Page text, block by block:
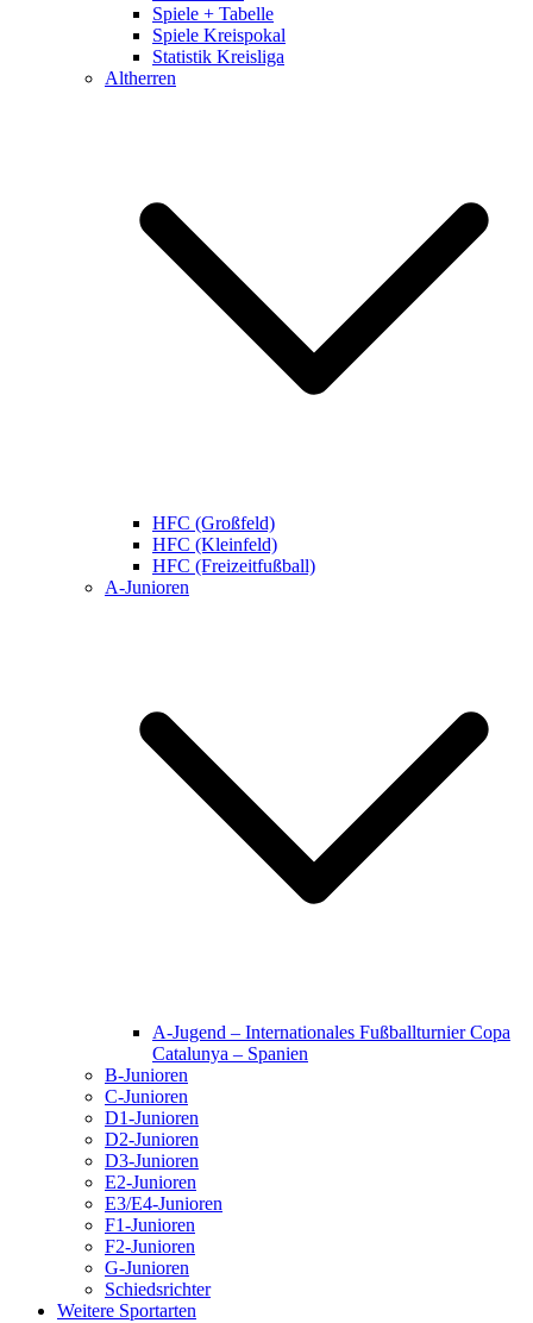
Spiele + Tabelle
Spiele Kreispokal
Statistik Kreisliga
Altherren
HFC (Großfeld)
HFC (Kleinfeld)
HFC (Freizeitfußball)
A-Junioren
A-Jugend – Internationales Fußballturnier Copa
Catalunya – Spanien
B-Junioren
C-Junioren
D1-Junioren
D2-Junioren
D3-Junioren
E2-Junioren
E3/E4-Junioren
F1-Junioren
F2-Junioren
G-Junioren
Schiedsrichter
Weitere Sportarten